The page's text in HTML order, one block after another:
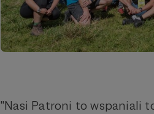
"Nasi Patroni to wspaniali